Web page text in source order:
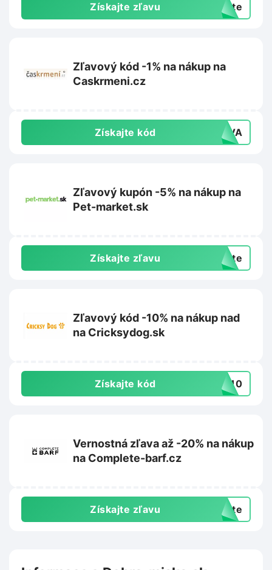
Získajte zľavu exte
Zľavový kód -1% na nákup na
Caskrmeni.cz
Získajte kód LEVA
Zľavový kupón -5% na nákup na
Pet-market.sk
Získajte zľavu exte
Zľavový kód -10% na nákup nad
na Cricksydog.sk
Získajte kód NY10
Vernostná zľava až -20% na nákup
na Complete-barf.cz
Získajte zľavu exte